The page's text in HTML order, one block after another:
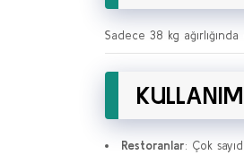
Sadece 38 kg
Restoranlar: Çok